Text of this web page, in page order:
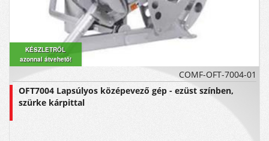
KÉSZLETRŐL
azonnal átvehető!
COMF-OFT-7004-01
OFT7004 Lapsúlyos középevező gép - ezüst színben,
szürke kárpittal